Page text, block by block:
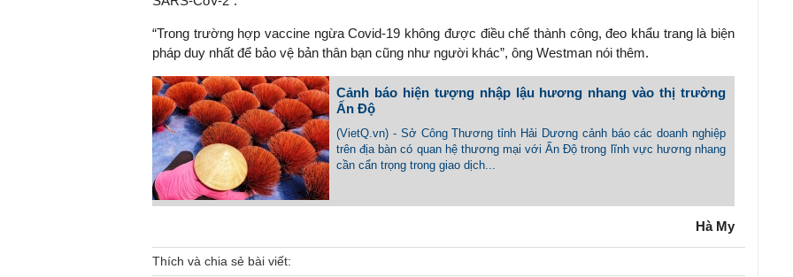
“Trong trường hợp vaccine ngừa Covid-19 không được điều chế thành công, đeo khẩu trang là biện
pháp duy nhất để bảo vệ bản thân bạn cũng như người khác”, ông Westman nói thêm.
Cảnh báo hiện tượng nhập lậu hương nhang vào thị trường
Ấn Độ
(VietQ.vn) - Sở Công Thương tỉnh Hải Dương cảnh báo các doanh nghiệp
trên địa bàn có quan hệ thương mại với Ấn Độ trong lĩnh vực hương nhang
cần cẩn trọng trong giao dịch...
Hà My
Thích và chia sẻ bài viết: